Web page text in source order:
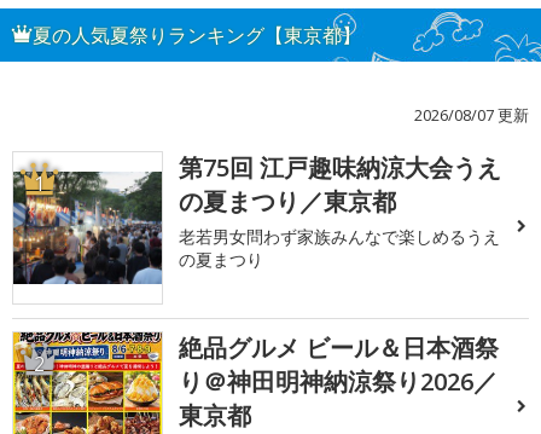
夏の人気夏祭りランキング【東京都】
2026/08/07 更新
1
第75回 江戸趣味納涼大会うえ
の夏まつり／東京都
老若男女問わず家族みんなで楽しめるうえ
の夏まつり
2
絶品グルメ ビール＆日本酒祭
り＠神田明神納涼祭り2026／
東京都